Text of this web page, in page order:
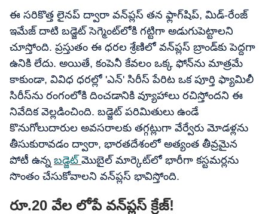
ఈ సరికొత్త లైనప్ ద్వారా వన్‌ప్లస్ తన ఫ్లాగ్‌షిప్, మిడ్-రేంజ్
ఇమేజ్ దాటి బడ్జెట్ సెగ్మెంట్‌లోకి గట్టిగా అడుగుపెట్టాలని
చూస్తోంది. ప్రస్తుతం ఈ ధరల శ్రేణిలో వన్‌ప్లస్ బ్రాండ్‌కు పెద్దగా
ఉనికి లేదు. అయితే, కంపెనీ కేవలం ఒక్క ఫోన్‌ను మాత్రమే
కాకుండా, వివిధ ధరల్లో 'ఎన్' సిరీస్ పేరిట ఒక పూర్తి ఫ్యామిలీ
సిరీస్‌ను రంగంలోకి దించడానికి వ్యూహాలు రచిస్తోందని ఈ
నివేదిక వెల్లడించింది. బడ్జెట్ పరిమితులు ఉండే
కొనుగోలుదారుల అవసరాలకు తగ్గట్లుగా వేర్వేరు మోడళ్లను
తీసుకురావడం ద్వారా, భారతదేశంలో అత్యంత తీవ్రమైన
పోటీ ఉన్న బడ్జెట్ మొబైల్ మార్కెట్​లో భారీగా కస్టమర్లను
సొంతం చేసుకోవాలని వన్‌ప్లస్ భావిస్తోంది.
రూ.20 వేల లోపే వన్‌ప్లస్ క్రేజ్!